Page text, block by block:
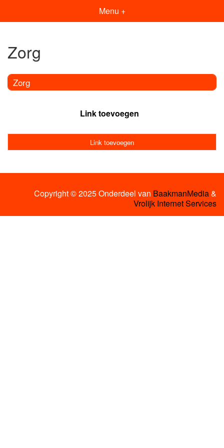
Menu +
Zorg
Zorg
Link toevoegen
Link toevoegen
Copyright © 2025 Onderdeel van BaakmanMedia&
Vrolijk Internet Services